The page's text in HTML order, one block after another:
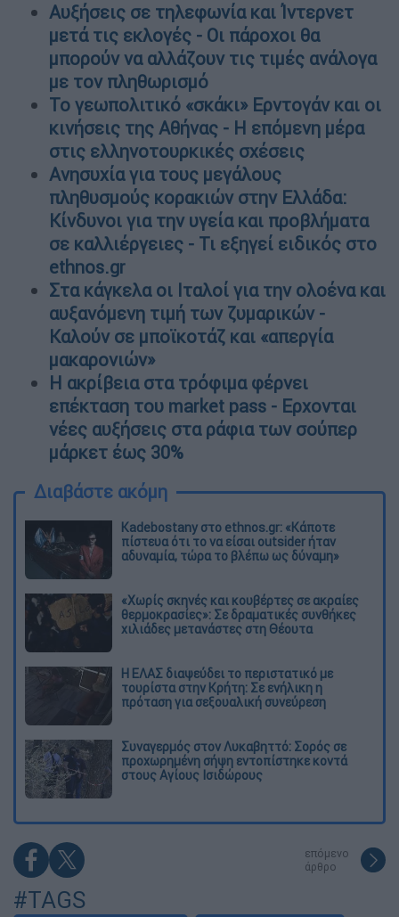
Αυξήσεις σε τηλεφωνία και Ίντερνετ
μετά τις εκλογές - Οι πάροχοι θα
μπορούν να αλλάζουν τις τιμές ανάλογα
με τον πληθωρισμό
Το γεωπολιτικό «σκάκι» Ερντογάν και οι
κινήσεις της Αθήνας - Η επόμενη μέρα
στις ελληνοτουρκικές σχέσεις
Ανησυχία για τους μεγάλους
πληθυσμούς κορακιών στην Ελλάδα:
Κίνδυνοι για την υγεία και προβλήματα
σε καλλιέργειες - Τι εξηγεί ειδικός στο
ethnos.gr
Στα κάγκελα οι Ιταλοί για την ολοένα και
αυξανόμενη τιμή των ζυμαρικών -
Καλούν σε μποϊκοτάζ και «απεργία
μακαρονιών»
Η ακρίβεια στα τρόφιμα φέρνει
επέκταση του market pass - Ερχονται
νέες αυξήσεις στα ράφια των σούπερ
μάρκετ έως 30%
Διαβάστε ακόμη
Kadebostany στο ethnos.gr: «Κάποτε
πίστευα ότι το να είσαι outsider ήταν
αδυναμία, τώρα το βλέπω ως δύναμη»
«Χωρίς σκηνές και κουβέρτες σε ακραίες
θερμοκρασίες»: Σε δραματικές συνθήκες
χιλιάδες μετανάστες στη Θέουτα
Η ΕΛΑΣ διαψεύδει το περιστατικό με
τουρίστα στην Κρήτη: Σε ενήλικη η
πρόταση για σεξουαλική συνεύρεση
Συναγερμός στον Λυκαβηττό: Σορός σε
προχωρημένη σήψη εντοπίστηκε κοντά
στους Αγίους Ισιδώρους
επόμενο
άρθρο
#TAGS